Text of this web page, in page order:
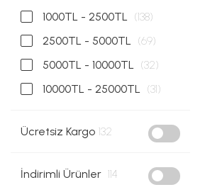
1000TL - 2500TL (138)
2500TL - 5000TL (69)
5000TL - 10000TL (32)
10000TL - 25000TL (31)
Ücretsiz Kargo 132
İndirimli Ürünler 114